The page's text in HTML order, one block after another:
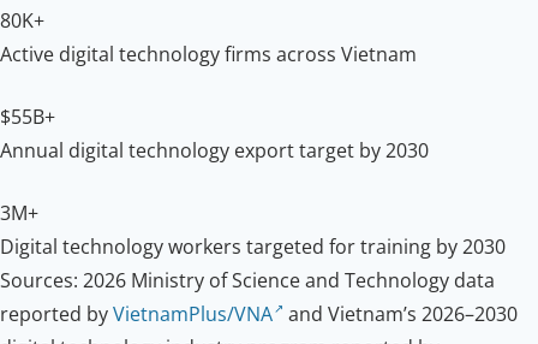
80K+
Active digital technology firms across Vietnam
$55B+
Annual digital technology export target by 2030
3M+
Digital technology workers targeted for training by 2030
Sources: 2026 Ministry of Science and Technology data
reported byVietnamPlus/VNA and Vietnam’s 2026–2030